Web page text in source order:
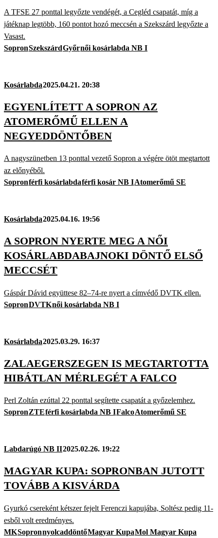
A TFSE 27 ponttal legyőzte vendégét, a Cegléd csapatát, míg a
játéknap legtöbb, 160 pontot hozó meccsén a Szekszárd legyőzte a
Vasast.
SopronSzekszárdGyőrnői kosárlabda NB I
Kosárlabda2025.04.21. 20:38
EGYENLÍTETT A SOPRON AZ
ATOMERŐMŰ ELLEN A
NEGYEDDÖNTŐBEN
A nagyszünetben 13 ponttal vezető Sopron a végére ötöt megtartott
az előnyéből.
Sopronférfi kosárlabdaférfi kosár NB IAtomerőmű SE
Kosárlabda2025.04.16. 19:56
A SOPRON NYERTE MEG A NŐI
KOSÁRLABDABAJNOKI DÖNTŐ ELSŐ
MECCSÉT
Gáspár Dávid együttese 82–74-re nyert a címvédő DVTK ellen.
SopronDVTKnői kosárlabda NB I
Kosárlabda2025.03.29. 16:37
ZALAEGERSZEGEN IS MEGTARTOTTA
HIBÁTLAN MÉRLEGÉT A FALCO
Perl Zoltán ezúttal 22 ponttal segítette csapatát a győzelemhez.
SopronZTEférfi kosárlabda NB IFalcoAtomerőmű SE
Labdarúgó NB II2025.02.26. 19:22
MAGYAR KUPA: SOPRONBAN JUTOTT
TOVÁBB A KISVÁRDA
Gyurkó csereként kétszer fejelt Ferenczi kapujába, Soltész pedig 11-
esből volt eredményes.
MKSopronnyolcaddöntőMagyar KupaMol Magyar Kupa